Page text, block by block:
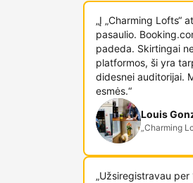
„Į „Charming Lofts“
pasaulio.
padeda. Skirtingai
platformos, ši yra
didesnei auditorijai.
esmės.“
Louis
„Charming
„Užsiregistravau